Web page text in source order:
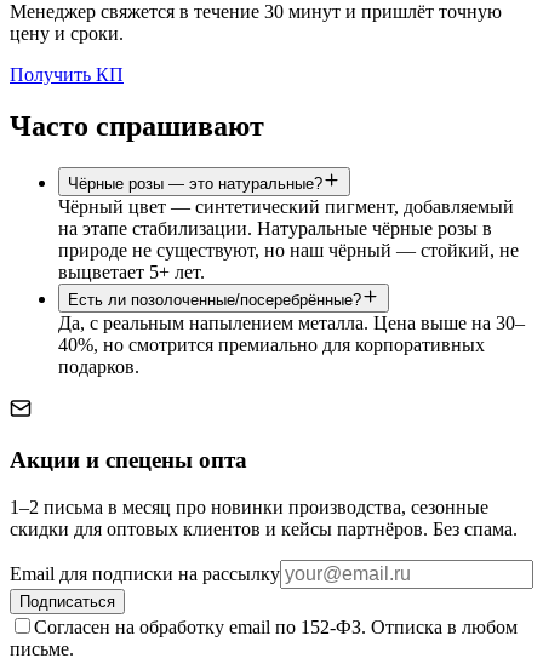
Менеджер свяжется в течение 30 минут и пришлёт точную
цену и сроки.
Получить КП
Часто спрашивают
Чёрные розы — это натуральные?
Чёрный цвет — синтетический пигмент, добавляемый
на этапе стабилизации. Натуральные чёрные розы в
природе не существуют, но наш чёрный — стойкий, не
выцветает 5+ лет.
Есть ли позолоченные/посеребрённые?
Да, с реальным напылением металла. Цена выше на 30–
40%, но смотрится премиально для корпоративных
подарков.
Акции и спецены опта
1–2 письма в месяц про новинки производства, сезонные
скидки для оптовых клиентов и кейсы партнёров. Без спама.
Email для подписки на рассылку
Подписаться
Согласен на обработку email по 152-ФЗ. Отписка в любом
письме.